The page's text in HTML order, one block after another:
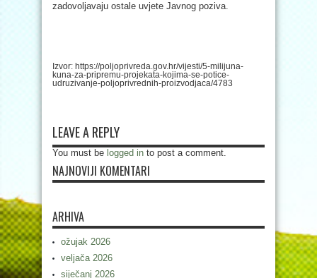
zadovoljavaju ostale uvjete Javnog poziva.
Izvor: https://poljoprivreda.gov.hr/vijesti/5-milijuna-
kuna-za-pripremu-projekata-kojima-se-potice-
udruzivanje-poljoprivrednih-proizvodjaca/4783
LEAVE A REPLY
You must be logged in to post a comment.
NAJNOVIJI KOMENTARI
ARHIVA
ožujak 2026
veljača 2026
siječanj 2026